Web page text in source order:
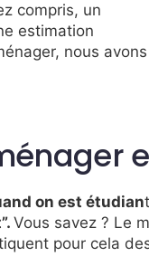
compris, un
estimation
nous
on est étudian
Vous savez ? Le
pour cela